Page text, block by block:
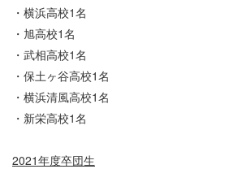
・横浜高校1名
・旭高校1名
・武相高校1名
・保土ヶ谷高校1名
・横浜清風高校1名
・新栄高校1名
2021年度卒団生